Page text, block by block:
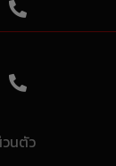
วนตัว